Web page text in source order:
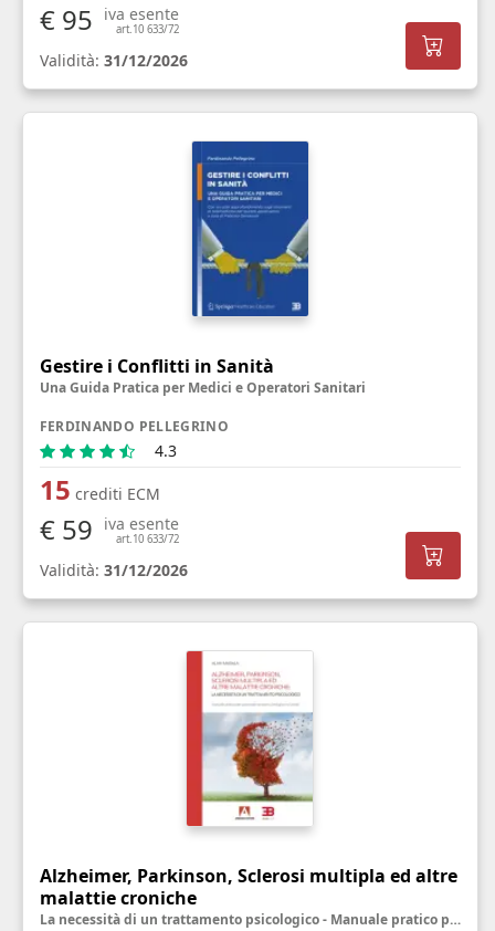
€ 95 iva esente
art.10 633/72
Validità: 31/12/2026
Gestire i Conflitti in Sanità
Una Guida Pratica per Medici e Operatori Sanitari
FERDINANDO PELLEGRINO
4.3
15 crediti ECM
€ 59 iva esente
art.10 633/72
Validità: 31/12/2026
Alzheimer, Parkinson, Sclerosi multipla ed altre
malattie croniche
La necessità di un trattamento psicologico - Manuale pratico per personale sanitario, famigliari ed utenti